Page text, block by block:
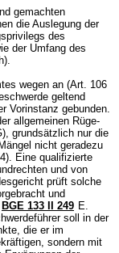
gemachten
die Auslegung der
des
der Umfang des
wegen an (Art. 106
geltend
Vorinstanz gebunden.
allgemeinen Rüge-
), grundsätzlich nur die
nicht geradezu
Eine qualifizierte
und von
prüft solche
und
BGE 133 II 249 E.
soll in der
die er im
sondern mit